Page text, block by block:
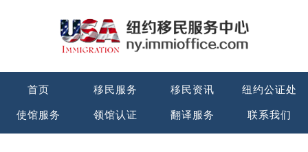
首页 移民服务 移民资讯 纽约公证处
使馆服务 领馆认证 翻译服务 联系我们